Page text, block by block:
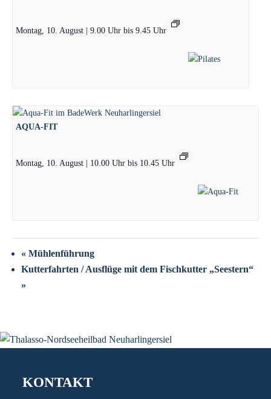
Montag, 10. August | 9.00 Uhr bis 9.45 Uhr
AQUA-FIT
Montag, 10. August | 10.00 Uhr bis 10.45 Uhr
« Mühlenführung
Kutterfahrten / Ausflüge mit dem Fischkutter „Seestern“
»
KONTAKT